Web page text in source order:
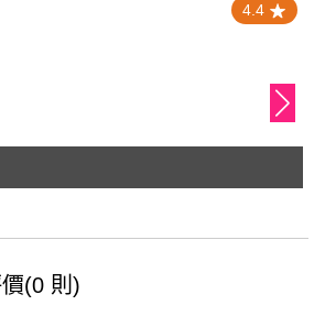
4.4
(0 則)